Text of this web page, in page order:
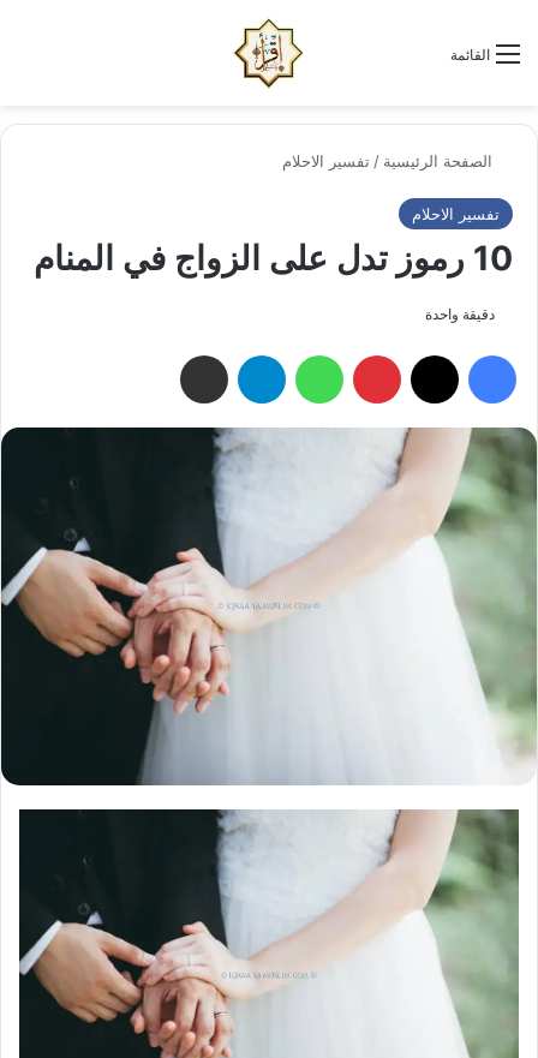
القائمة
الصفحة الرئيسية / تفسير الاحلام
تفسير الاحلام
10 رموز تدل على الزواج في المنام
دقيقة واحدة
فيسبوك بينتيريست واتساب تيلقرام